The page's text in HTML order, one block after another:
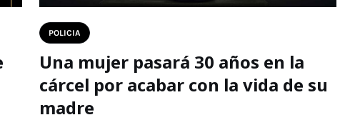
POLICIA
Una mujer pasará 30 años en la
cárcel por acabar con la vida de su
madre